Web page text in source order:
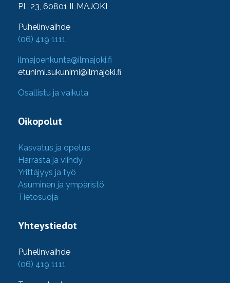
PL 23, 60801 ILMAJOKI
Puhelinvaihde
(06) 419 1111
ilmajoenkunta@ilmajoki.fi
etunimi.sukunimi@ilmajoki.fi
Osallistu ja vaikuta
Oikopolut
Kasvatus ja opetus
Harrasta ja viihdy
Yrittäjyys ja työ
Asuminen ja ympäristö
Tietosuoja
Yhteystiedot
Puhelinvaihde
(06) 419 1111